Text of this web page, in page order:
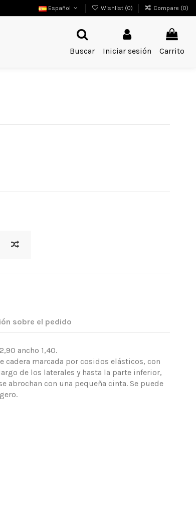
Español Wishlist (0) Compare (0)
Buscar
Iniciar sesión Carrito
sobre el pedido
ancho 1,40.
marcada por cosidos elásticos, con
de los laterales y hasta la parte inferior,
abrochan con una pequeña cinta. Se puede